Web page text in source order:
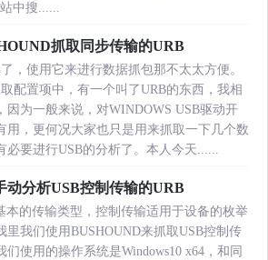
中搜......
抓取同步传输的URB
，使用它来进行数据抓包那不太太方便。
配置项中，有一个叫了URB的东西，我相
因为一般来说，对WINDOWS USB驱动开
用，更何况大家也只是用来抓取一下几个数
必要进行USB的分析了。本人今天......
动分析USB控制传输的URB
本的传输类型，控制传输适用于设备的枚举
里我们使用BUSHOUND来抓取USB控制传
使用的操作系统是Windows10 x64，和同